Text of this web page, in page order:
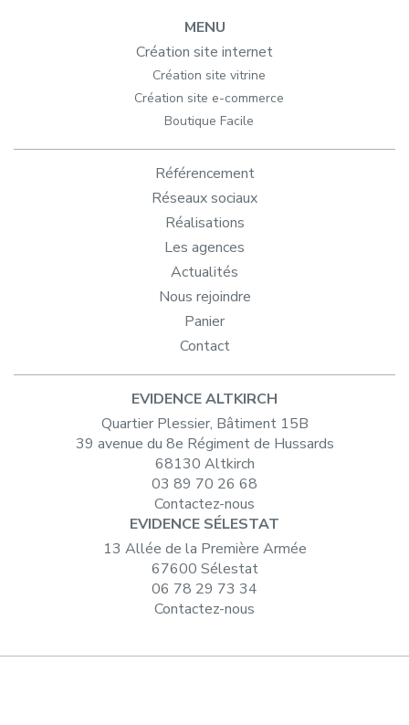
MENU
Création site internet
Création site vitrine
Création site e-commerce
Boutique Facile
Référencement
Réseaux sociaux
Réalisations
Les agences
Actualités
Nous rejoindre
Panier
Contact
EVIDENCE ALTKIRCH
Quartier Plessier, Bâtiment 15B
39 avenue du 8e Régiment de Hussards
68130 Altkirch
03 89 70 26 68
Contactez-nous
EVIDENCE SÉLESTAT
13 Allée de la Première Armée
67600 Sélestat
06 78 29 73 34
Contactez-nous